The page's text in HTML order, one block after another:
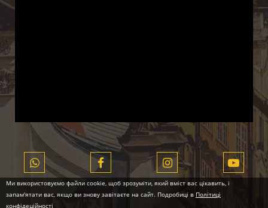
Ми використовуємо файли cookie, щоб зрозуміти, який вміст вас цікавить, і
запам'ятати вас, якщо ви знову завітаєте на сайт. Подробиці в Політиці
конфідеційності